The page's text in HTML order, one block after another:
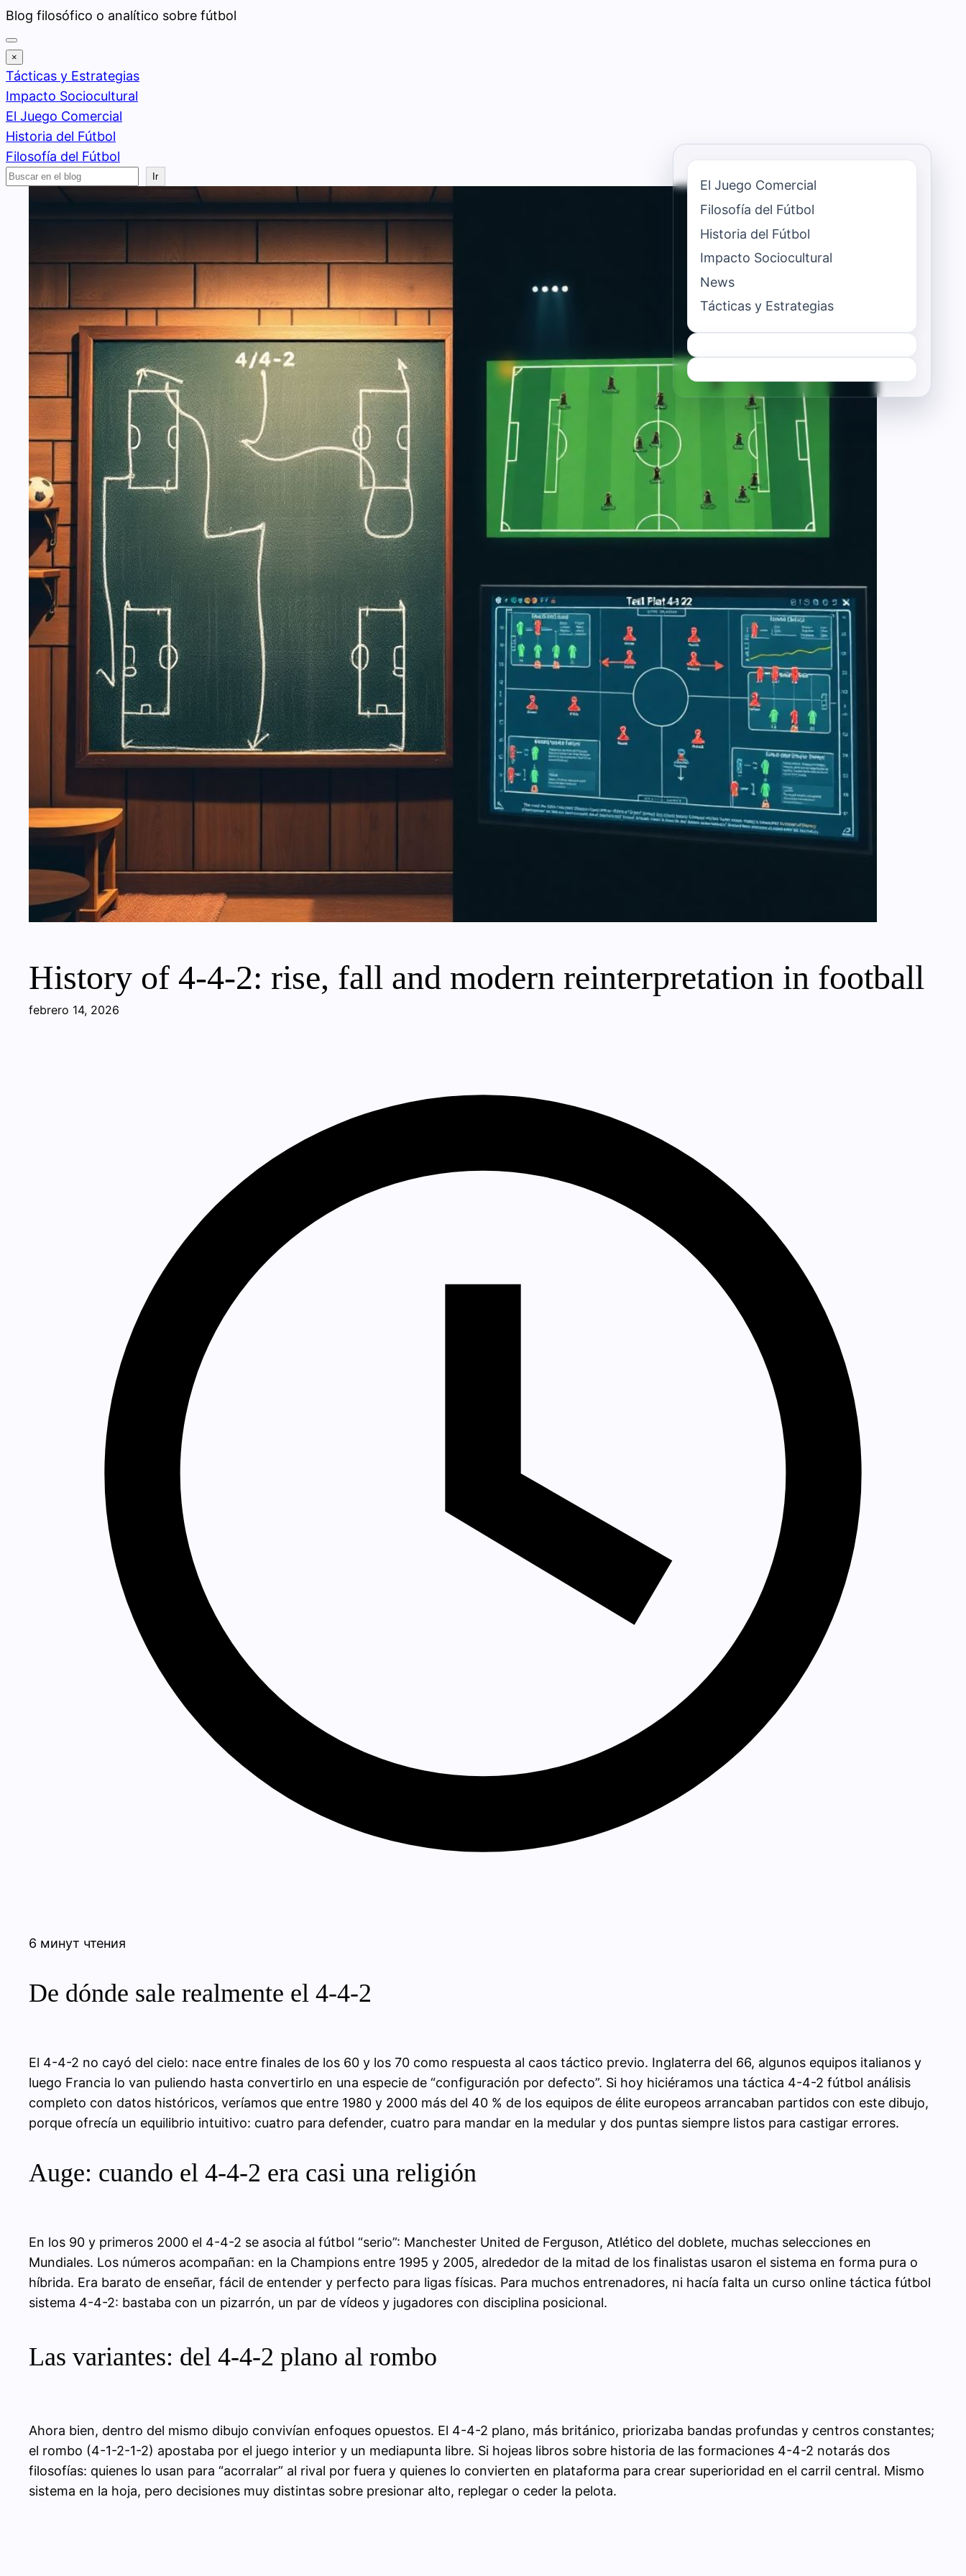
Saltar
al
contenido
Blog filosófico o analítico sobre fútbol
×
Tácticas y Estrategias
Impacto Sociocultural
El Juego Comercial
Historia del Fútbol
Filosofía del Fútbol
Buscar
Ir
History of 4-4-2: rise, fall and modern reinterpretation in football
febrero 14, 2026
6 минут чтения
De dónde sale realmente el 4-4-2
El 4-4-2 no cayó del cielo: nace entre finales de los 60 y los 70 como respuesta al caos táctico previo. Inglaterra del 66, algunos equipos italianos y
luego Francia lo van puliendo hasta convertirlo en una especie de “configuración por defecto”. Si hoy hiciéramos una táctica 4-4-2 fútbol análisis
completo con datos históricos, veríamos que entre 1980 y 2000 más del 40 % de los equipos de élite europeos arrancaban partidos con este dibujo,
porque ofrecía un equilibrio intuitivo: cuatro para defender, cuatro para mandar en la medular y dos puntas siempre listos para castigar errores.
Auge: cuando el 4-4-2 era casi una religión
En los 90 y primeros 2000 el 4-4-2 se asocia al fútbol “serio”: Manchester United de Ferguson, Atlético del doblete, muchas selecciones en
Mundiales. Los números acompañan: en la Champions entre 1995 y 2005, alrededor de la mitad de los finalistas usaron el sistema en forma pura o
híbrida. Era barato de enseñar, fácil de entender y perfecto para ligas físicas. Para muchos entrenadores, ni hacía falta un curso online táctica fútbol
sistema 4-4-2: bastaba con un pizarrón, un par de vídeos y jugadores con disciplina posicional.
Las variantes: del 4-4-2 plano al rombo
Ahora bien, dentro del mismo dibujo convivían enfoques opuestos. El 4-4-2 plano, más británico, priorizaba bandas profundas y centros constantes;
el rombo (4-1-2-1-2) apostaba por el juego interior y un mediapunta libre. Si hojeas libros sobre historia de las formaciones 4-4-2 notarás dos
filosofías: quienes lo usan para “acorralar” al rival por fuera y quienes lo convierten en plataforma para crear superioridad en el carril central. Mismo
sistema en la hoja, pero decisiones muy distintas sobre presionar alto, replegar o ceder la pelota.
El Juego Comercial
Filosofía del Fútbol
Historia del Fútbol
Impacto Sociocultural
News
Tácticas y Estrategias